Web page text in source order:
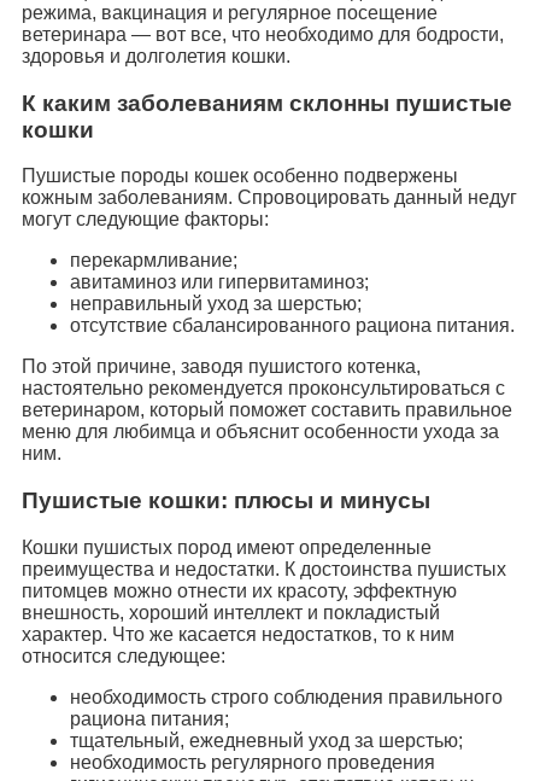
режима, вакцинация и регулярное посещение
ветеринара — вот все, что необходимо для бодрости,
здоровья и долголетия кошки.
К каким заболеваниям склонны пушистые
кошки
Пушистые породы кошек особенно подвержены
кожным заболеваниям. Спровоцировать данный недуг
могут следующие факторы:
перекармливание;
авитаминоз или гипервитаминоз;
неправильный уход за шерстью;
отсутствие сбалансированного рациона питания.
По этой причине, заводя пушистого котенка,
настоятельно рекомендуется проконсультироваться с
ветеринаром, который поможет составить правильное
меню для любимца и объяснит особенности ухода за
ним.
Пушистые кошки: плюсы и минусы
Кошки пушистых пород имеют определенные
преимущества и недостатки. К достоинства пушистых
питомцев можно отнести их красоту, эффектную
внешность, хороший интеллект и покладистый
характер. Что же касается недостатков, то к ним
относится следующее:
необходимость строго соблюдения правильного
рациона питания;
тщательный, ежедневный уход за шерстью;
необходимость регулярного проведения